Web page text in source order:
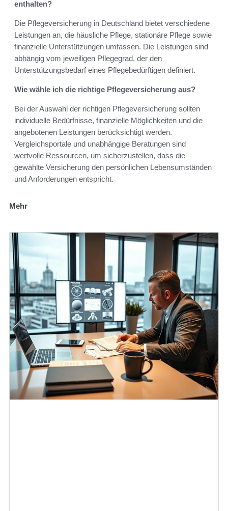
enthalten?
Die Pflegeversicherung in Deutschland bietet verschiedene
Leistungen an, die häusliche Pflege, stationäre Pflege sowie
finanzielle Unterstützungen umfassen. Die Leistungen sind
abhängig vom jeweiligen Pflegegrad, der den
Unterstützungsbedarf eines Pflegebedürftigen definiert.
Wie wähle ich die richtige Pflegeversicherung aus?
Bei der Auswahl der richtigen Pflegeversicherung sollten
individuelle Bedürfnisse, finanzielle Möglichkeiten und die
angebotenen Leistungen berücksichtigt werden.
Vergleichsportale und unabhängige Beratungen sind
wertvolle Ressourcen, um sicherzustellen, dass die
gewählte Versicherung den persönlichen Lebensumständen
und Anforderungen entspricht.
Mehr